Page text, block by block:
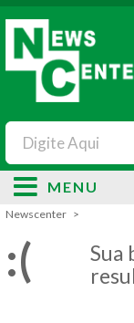
MENU
Newscenter
:(
Sua